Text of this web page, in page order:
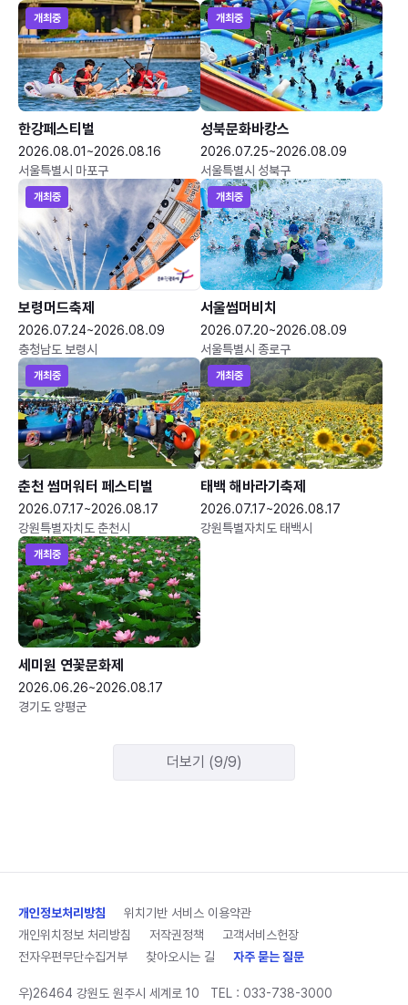
개최중
한강페스티벌
2026.08.01~2026.08.16
서울특별시 마포구
개최중
성북문화바캉스
2026.07.25~2026.08.09
서울특별시 성북구
개최중
보령머드축제
2026.07.24~2026.08.09
충청남도 보령시
개최중
서울썸머비치
2026.07.20~2026.08.09
서울특별시 종로구
개최중
춘천 썸머워터 페스티벌
2026.07.17~2026.08.17
강원특별자치도 춘천시
개최중
태백 해바라기축제
2026.07.17~2026.08.17
강원특별자치도 태백시
개최중
세미원 연꽃문화제
2026.06.26~2026.08.17
경기도 양평군
더보기 (9/9)
개인정보처리방침
위치기반 서비스 이용약관
개인위치정보 처리방침
저작권정책
고객서비스헌장
전자우편무단수집거부
찾아오시는 길 자주 묻는 질문
우)26464 강원도 원주시 세계로 10 TEL : 033-738-3000